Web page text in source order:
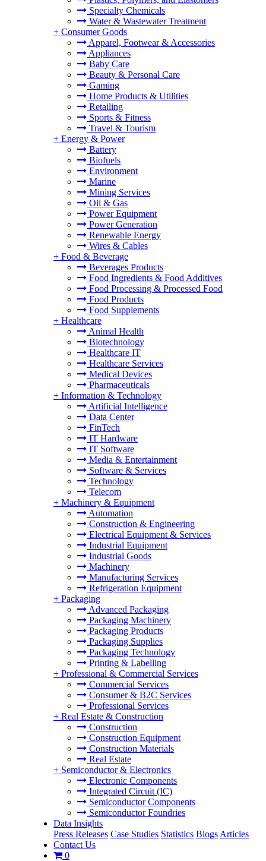
Specialty Chemicals
Water & Wastewater Treatment
+ Consumer Goods
Apparel, Footwear & Accessories
Appliances
Baby Care
Beauty & Personal Care
Gaming
Home Products & Utilities
Retailing
Sports & Fitness
Travel & Tourism
+ Energy & Power
Battery
Biofuels
Environment
Marine
Mining Services
Oil & Gas
Power Equipment
Power Generation
Renewable Energy
Wires & Cables
+ Food & Beverage
Beverages Products
Food Ingredients & Food Additives
Food Processing & Processed Food
Food Products
Food Supplements
+ Healthcare
Animal Health
Biotechnology
Healthcare IT
Healthcare Services
Medical Devices
Pharmaceuticals
+ Information & Technology
Artificial Intelligence
Data Center
FinTech
IT Hardware
IT Software
Media & Entertainment
Software & Services
Technology
Telecom
+ Machinery & Equipment
Automation
Construction & Engineering
Electrical Equipment & Services
Industrial Equipment
Industrial Goods
Machinery
Manufacturing Services
Refrigeration Equipment
+ Packaging
Advanced Packaging
Packaging Machinery
Packaging Products
Packaging Supplies
Packaging Technology
Printing & Labelling
+ Professional & Commercial Services
Commercial Services
Consumer & B2C Services
Professional Services
+ Real Estate & Construction
Construction
Construction Equipment
Construction Materials
Real Estate
+ Semiconductor & Electronics
Electronic Components
Integrated Circuit (IC)
Semiconductor Components
Semiconductor Foundries
Data Insights
Press Releases Case Studies Statistics Blogs Articles
Contact Us
0